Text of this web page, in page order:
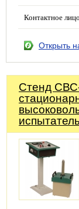
Контактное
Открыть
Стенд